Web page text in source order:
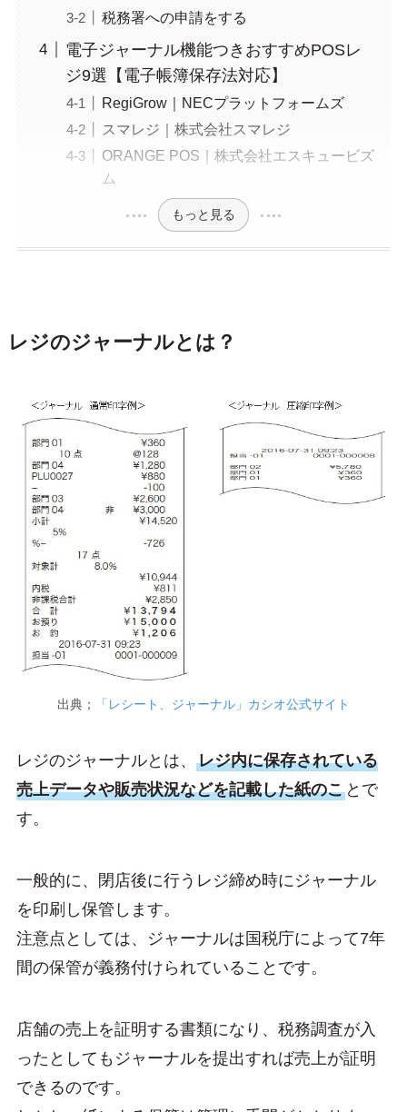
税務署への申請をする
電子ジャーナル機能つきおすすめPOSレ
ジ9選【電子帳簿保存法対応】
RegiGrow｜NECプラットフォームズ
スマレジ｜株式会社スマレジ
ORANGE POS｜株式会社エスキュービズ
ム
もっと見る
レジのジャーナルとは？
出典； 「レシート、ジャーナル」カシオ公式サイト
レジのジャーナルとは、 レジ内に保存されている
売上データや販売状況などを記載した紙のことで
す。
一般的に、閉店後に行うレジ締め時にジャーナル
を印刷し保管します。
注意点としては、ジャーナルは国税庁によって7年
間の保管が義務付けられていることです。
店舗の売上を証明する書類になり、税務調査が入
ったとしてもジャーナルを提出すれば売上が証明
できるのです。